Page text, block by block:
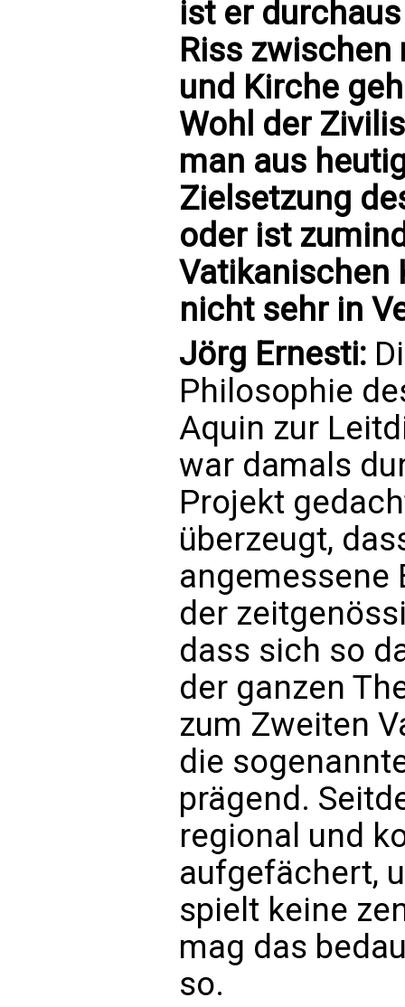
ist er
Riss
und Kirche
Wohl der
man aus
Zielsetzung
oder ist
Vatikanischen
nicht sehr in
Jörg Ernesti:
Philosophie
Aquin zur
war damals
Projekt
überzeugt,
angemessene
der
dass sich so
der ganzen
zum Zweiten
die
prägend.
regional und
aufgefächert,
spielt keine
mag das
so.